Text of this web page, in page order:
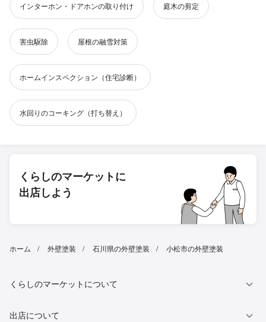
インターホン・ドアホンの取り付け 庭木の剪定
害虫駆除 屋根の融雪対策
ホームインスペクション（住宅診断）
水回りのコーキング（打ち替え）
くらしのマーケットに
出店しよう
ホーム 外壁塗装 石川県の外壁塗装 小松市の外壁塗装
くらしのマーケットについて
出店について